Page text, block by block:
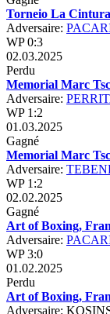
Torneio La
Adversaire:
WP 0:3
02.03.2025
Perdu
Memorial Marc
Adversaire:
WP 1:2
01.03.2025
Gagné
Memorial Marc
Adversaire:
WP 1:2
02.02.2025
Gagné
Art of Boxing,
Adversaire:
WP 3:0
01.02.2025
Perdu
Art of Boxing,
Adversaire: